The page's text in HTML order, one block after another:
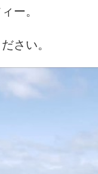
ー。
さい。